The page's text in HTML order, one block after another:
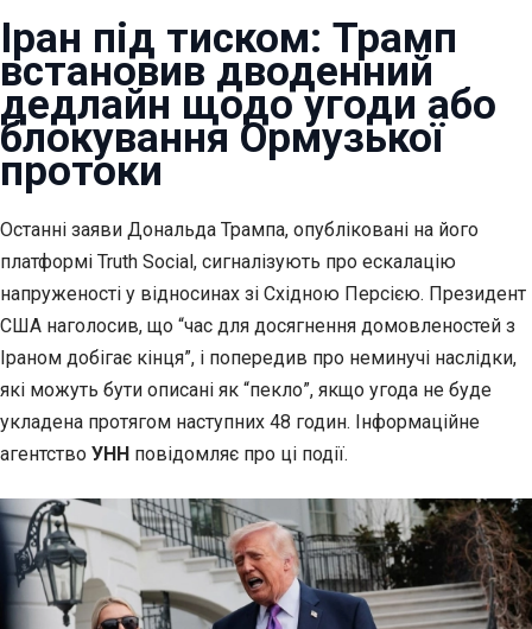
Іран під тиском: Трамп
встановив дводенний
дедлайн щодо угоди або
блокування Ормузької
протоки
Останні заяви Дональда Трампа, опубліковані на його
платформі Truth Social, сигналізують про ескалацію
напруженості у відносинах зі Східною Персією. Президент
США наголосив, що “час для досягнення домовленостей з
Іраном добігає кінця”, і попередив про неминучі наслідки,
які можуть бути описані як “пекло”, якщо угода не буде
укладена протягом наступних 48 годин. Інформаційне
агентство УНН повідомляє про ці події.